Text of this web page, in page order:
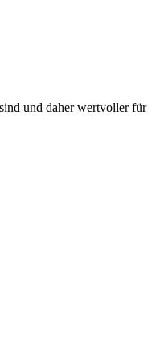
und daher wertvoller für